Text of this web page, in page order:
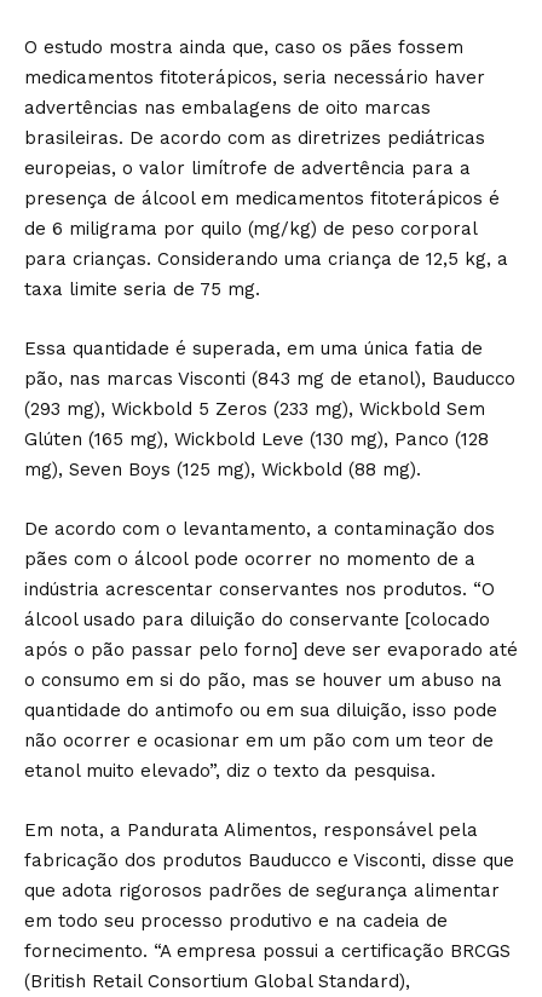
O estudo mostra ainda que, caso os pães fossem
medicamentos fitoterápicos, seria necessário haver
advertências nas embalagens de oito marcas
brasileiras. De acordo com as diretrizes pediátricas
europeias, o valor limítrofe de advertência para a
presença de álcool em medicamentos fitoterápicos é
de 6 miligrama por quilo (mg/kg) de peso corporal
para crianças. Considerando uma criança de 12,5 kg, a
taxa limite seria de 75 mg.
Essa quantidade é superada, em uma única fatia de
pão, nas marcas Visconti (843 mg de etanol), Bauducco
(293 mg), Wickbold 5 Zeros (233 mg), Wickbold Sem
Glúten (165 mg), Wickbold Leve (130 mg), Panco (128
mg), Seven Boys (125 mg), Wickbold (88 mg).
De acordo com o levantamento, a contaminação dos
pães com o álcool pode ocorrer no momento de a
indústria acrescentar conservantes nos produtos. “O
álcool usado para diluição do conservante [colocado
após o pão passar pelo forno] deve ser evaporado até
o consumo em si do pão, mas se houver um abuso na
quantidade do antimofo ou em sua diluição, isso pode
não ocorrer e ocasionar em um pão com um teor de
etanol muito elevado”, diz o texto da pesquisa.
Em nota, a Pandurata Alimentos, responsável pela
fabricação dos produtos Bauducco e Visconti, disse que
que adota rigorosos padrões de segurança alimentar
em todo seu processo produtivo e na cadeia de
fornecimento. “A empresa possui a certificação BRCGS
(British Retail Consortium Global Standard),